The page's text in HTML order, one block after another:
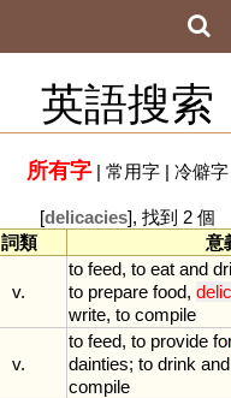
英語搜索
所有字| 常用字| 冷僻字
[delicacies], 找到 2 個
詞類 意
v.
to feed, to eat and
to prepare food,
write, to compile
v.
to feed, to provide
dainties; to drink and
compile